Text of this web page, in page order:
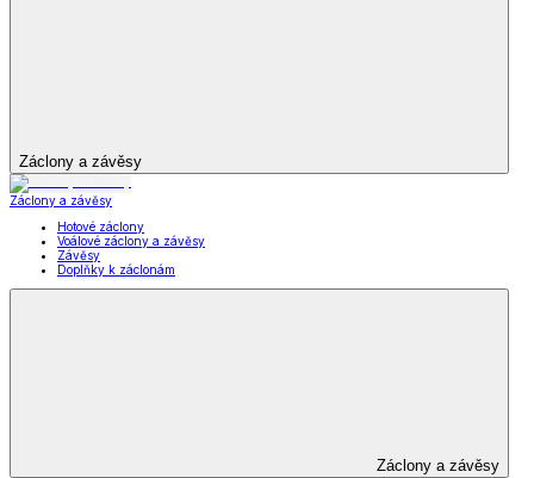
Záclony a závěsy
Záclony a závěsy
Hotové záclony
Voálové záclony a závěsy
Závěsy
Doplňky k záclonám
Záclony a závěsy